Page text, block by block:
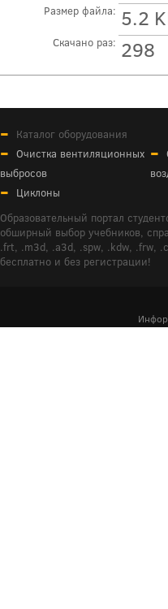
Размер файла: 5.2
Скачано раз: 298
Каталог оборудования
Очистка вентиляционных
выбросов
Циклоны
Образовательный портал
обширный выбор учебников,
.frt, .m3d, .a3d, .spw, .kdw, .frw,
бесплатно и без регистрации!